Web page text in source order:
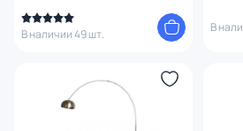
В наличии 49 шт.
В